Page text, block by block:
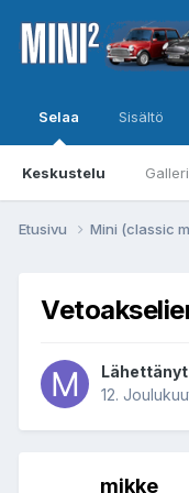
Selaa
Keskustelu
Sisältö
Etusivu Mini (classic
Lähettänyt
12.
mikke